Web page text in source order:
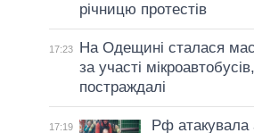
річницю протестів
17:23
На Одещині сталася
за участі
постраждалі
17:19
Рф атакувала